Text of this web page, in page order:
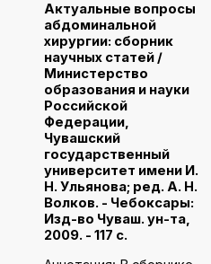
Актуальные вопросы
абдоминальной
хирургии: сборник
научных статей /
Министерство
образования и науки
Российской
Федерации,
Чувашский
государственный
университет имени И.
Н. Ульянова; ред. А. Н.
Волков. - Чебоксары:
Изд-во Чуваш. ун-та,
2009. - 117 с.